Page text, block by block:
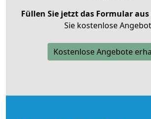
Füllen Sie jetzt das Formular aus
Sie kostenlose
Kostenlose Angebote